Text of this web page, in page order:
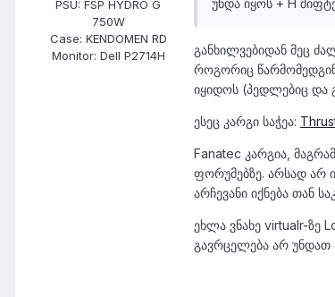
PSU: FSP HYDRO G
750W
Case: KENDOMEN RD
Monitor: Dell P2714H
​განხილვებიდან მეც
როგორიც
იყიდოს (პედლებიც
ესეც კარგი საჭეა:
Fanatec კარგია,
ფორუმებზე. არსად არ
არჩევანი იქნება თან
ეხლა ვნახე virtualr-ზე
გავრცელება არ უნდათ